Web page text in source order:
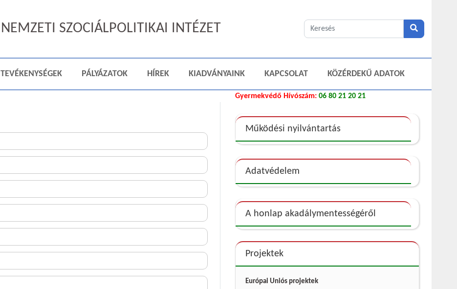
SZOCIÁLPOLITIKAI INTÉZET
PÁLYÁZATOK HÍREK KIADVÁNYAINK KAPCSOLAT KÖZÉRDEKŰ ADATOK
Gyermekvédő Hívószám: 06 80 21 20 21
Működési nyilvántartás
Adatvédelem
A honlap akadálymentességéről
Projektek
Európai Uniós projektek